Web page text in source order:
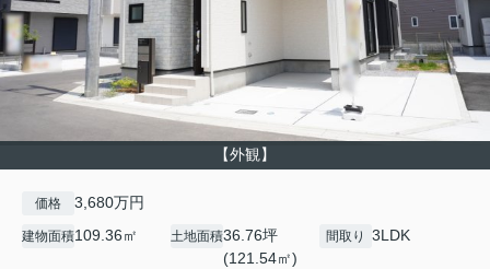
【外観】
価格 3,680万円
建物面積109.36㎡ 土地面積36.76坪
(121.54㎡)
間取り 3LDK